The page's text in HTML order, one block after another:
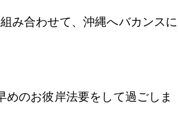
み合わせて、沖縄へバカンスに
のお彼岸法要をして過ごしま